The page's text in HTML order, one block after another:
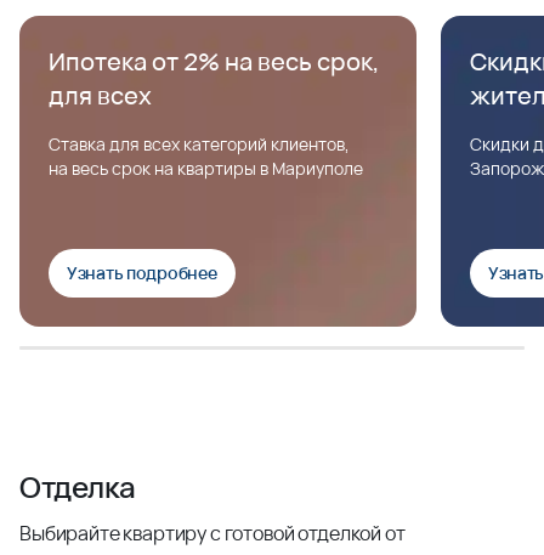
Ипотека от 2% на весь срок,
для всех
Ставка для всех категорий клиентов,
на весь срок на квартиры в Мариуполе
Узнать подробнее
Скидки
Отделка
Выбирайте квартиру с готовой отделкой от